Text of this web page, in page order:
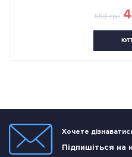
558 грн
Хочете
Підпишіться на